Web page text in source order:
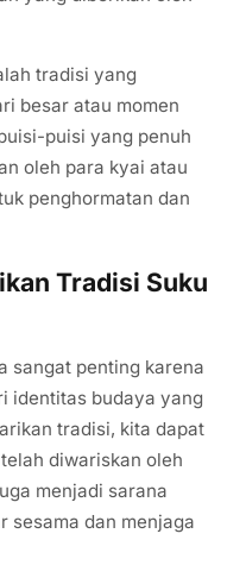
tradisi yang
besar atau momen
puisi yang penuh
oleh para kyai atau
penghormatan dan
Tradisi Suku
sangat penting karena
identitas budaya yang
tradisi, kita dapat
diwariskan oleh
menjadi sarana
sesama dan menjaga